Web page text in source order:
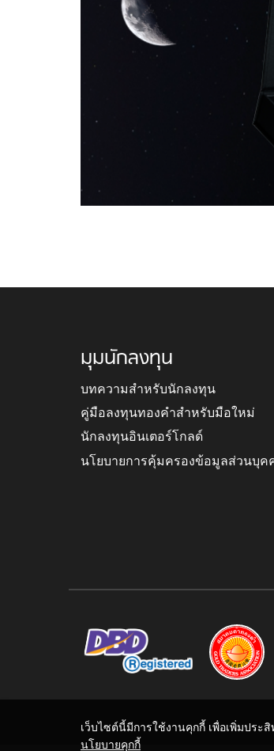
มุมนักลงทุน
บทความสำหรับนักลงทุน
คู่มือลงทุนทองคำสำหรับมือใหม่
นักลงทุนอินเตอร์โกลด์
นโยบายการคุ้มครองข้อมูลส่วนบุค
เว็บไซต์นี้มีการใช้งานคุกกี้ เพื่อเพิ่มปร
นโยบายคุกกี้